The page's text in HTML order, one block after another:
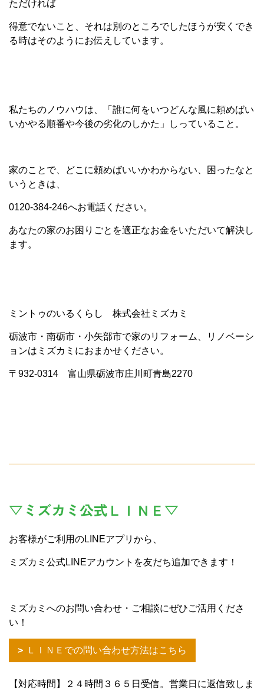
ただければ
得意でないこと、それは別のところでしたほうが安くでき
る時はそのようにお伝えしています。
私たちのノウハウは、「誰に何をいつどんな風に頼めばい
いかやる順番や今後の劣化のしかた」しっていること。
家のことで、どこに頼めばいいかわからない、困ったなと
いうときは、
0120-384-246へお電話ください。
あなたの家のお困りごとを適正なお金をいただいて解決し
ます。
ミントゥのいるくらし 株式会社ミズカミ
砺波市・南砺市・小矢部市で家のリフォーム、リノベーシ
ョンはミズカミにおまかせください。
〒932-0314 富山県砺波市庄川町青島2270
▽ミズカミ公式ＬＩＮＥ▽
お客様がご利用のLINEアプリから、
ミズカミ公式LINEアカウントを友だち追加できます！
ミズカミへのお問い合わせ・ご相談にぜひご活用くださ
い！
ＬＩＮＥでの問い合わせ方法はこちら
【対応時間】２４時間３６５日受信。営業日に返信致しま